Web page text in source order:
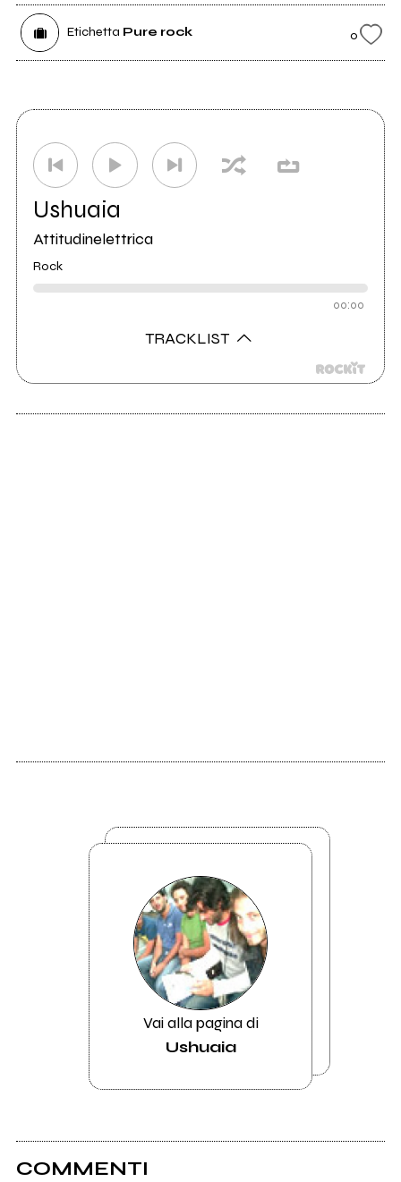
Etichetta Pure rock 0
Ushuaia
Attitudinelettrica
Rock
00:00
TRACKLIST
Vai alla pagina di
Ushuaia
COMMENTI